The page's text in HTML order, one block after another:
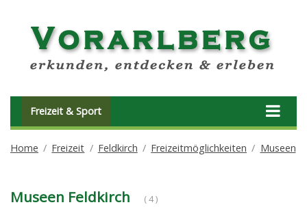
Freizeit & Sport
Home Freizeit Feldkirch Freizeitmöglichkeiten Museen
Museen Feldkirch ( 4 )